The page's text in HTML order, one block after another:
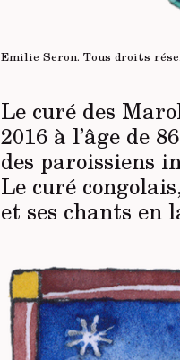
Emilie Seron. Tous droits
Le curé des
2016 à l’âge de
des paroissiens
Le curé
et ses chants en